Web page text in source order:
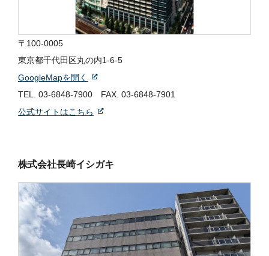
〒100-0005
東京都千代田区丸の内1-6-5
GoogleMapを開く
TEL. 03-6848-7900 FAX. 03-6848-7901
公式サイトはこちら
株式会社長崎イシガキ